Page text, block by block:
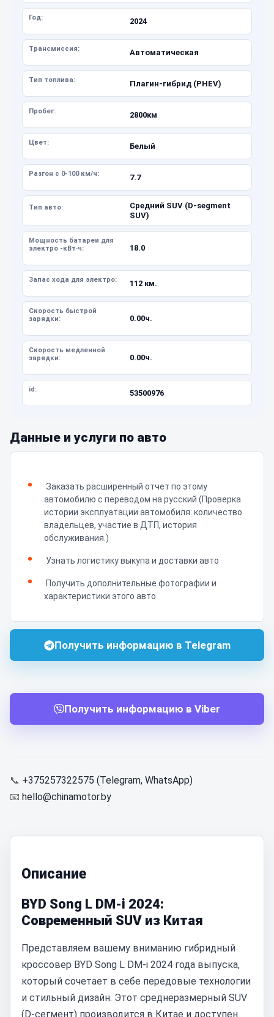
Год: 2024
Трансмиссия: Автоматическая
Тип топлива: Плагин-гибрид (PHEV)
Пробег: 2800км
Цвет: Белый
Разгон с 0-100 км/ч: 7.7
Тип авто:
Средний SUV (D-segment
SUV)
Мощность батареи для
электро -кВт·ч:
18.0
Запас хода для электро: 112 км.
Скорость быстрой
зарядки:
0.00ч.
Скорость медленной
зарядки:
0.00ч.
id: 53500976
Данные и услуги по авто
Заказать расширенный отчет по этому
автомобилю с переводом на русский (Проверка
истории эксплуатации автомобиля: количество
владельцев, участие в ДТП, история
обслуживания.)
Узнать логистику выкупа и доставки авто
Получить дополнительные фотографии и
характеристики этого авто
Получить информацию в Telegram
Получить информацию в Viber
📞 +375257322575 (Telegram, WhatsApp)
📧 hello@chinamotor.by
Описание
BYD Song L DM-i 2024:
Современный SUV из Китая
Представляем вашему вниманию гибридный
кроссовер BYD Song L DM-i 2024 года выпуска,
который сочетает в себе передовые технологии
и стильный дизайн. Этот среднеразмерный SUV
(D-сегмент) производится в Китае и доступен